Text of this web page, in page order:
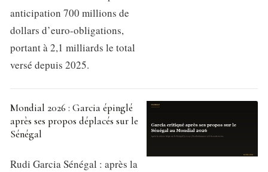
anticipation 700 millions de
dollars d’euro-obligations,
portant à 2,1 milliards le total
versé depuis 2025.
Mondial 2026 : Garcia épinglé
après ses propos déplacés sur le
Sénégal
Rudi Garcia Sénégal : après la